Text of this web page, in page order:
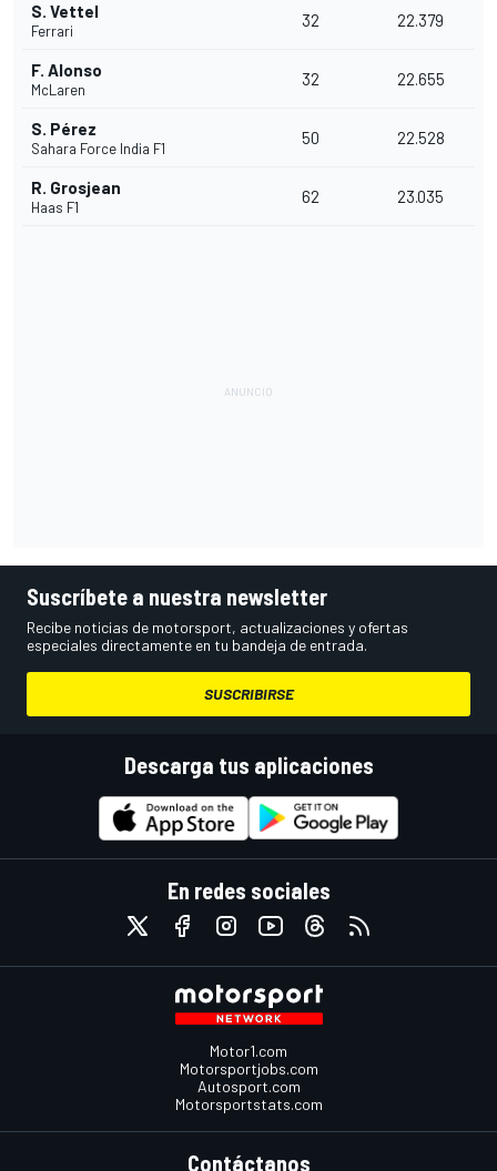
S. Vettel
Ferrari
32 22.379
F. Alonso
McLaren
32 22.655
S. Pérez
Sahara Force India F1
50 22.528
R. Grosjean
Haas F1
62 23.035
Suscríbete a nuestra newsletter
Recibe noticias de motorsport, actualizaciones y ofertas
especiales directamente en tu bandeja de entrada.
SUSCRIBIRSE
Descarga tus aplicaciones
En redes sociales
Motor1.com
Motorsportjobs.com
Autosport.com
Motorsportstats.com
Contáctanos